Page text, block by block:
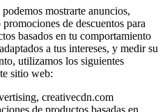
mostrarte anuncios,
de descuentos para
basados en tu comportamiento
a tus intereses, y medir su
utilizamos los siguientes
sitio web:
creativecdn.com
de productos basadas en